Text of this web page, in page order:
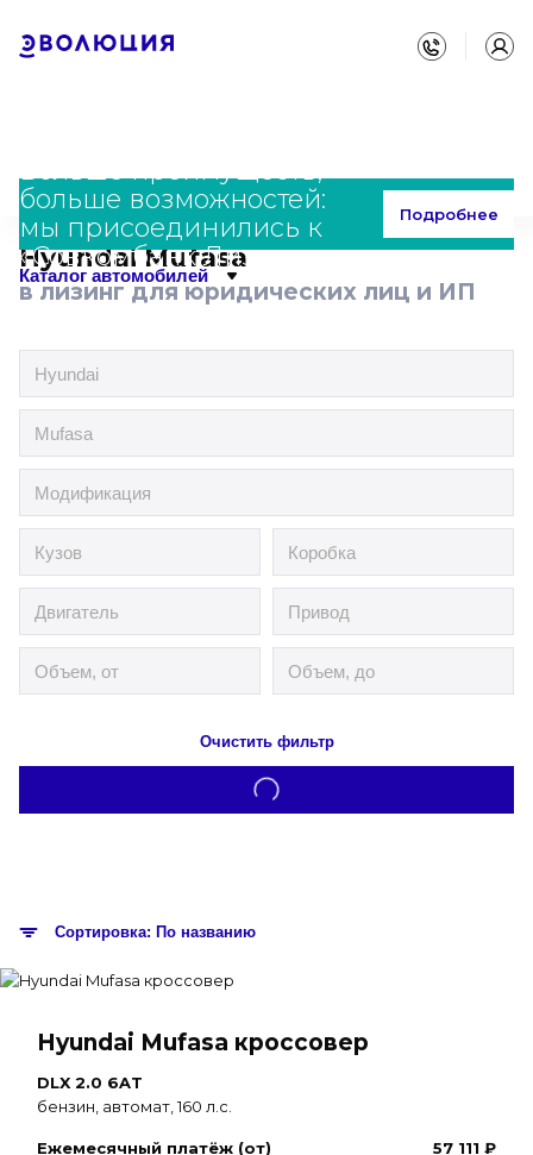
Больше преимуществ,
больше возможностей:
мы присоединились к
«Совкомбанк Лизинг»
Подробнее
Каталог автомобилей
Главная Каталог Hyundai Mufasa
Hyundai Mufasa
в лизинг для юридических лиц и ИП
Очистить фильтр
Сортировка: По названию
Hyundai Mufasa кроссовер
DLX 2.0 6AT
бензин, автомат, 160 л.с.
Ежемесячный платёж (от) 57 111 ₽